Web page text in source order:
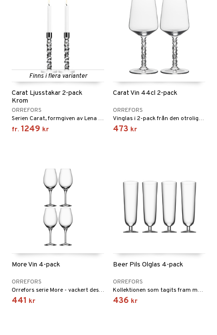
Finns i flera varianter
Carat Ljusstakar 2-pack
Krom
ORREFORS
Serien Carat, formgiven av Lena Bergström, är inspirerad av hennes fascination av ädelstenar och juveler.
fr. 1249 kr
Carat Vin 44cl 2-pack
ORREFORS
Vinglas i 2-pack från den otroligt populära och folkkära serien Orrefors Carat.
473 kr
More Vin 4-pack
ORREFORS
Orrefors serie More - vackert designade glas som tål maskindisk! Formgivna av Erika Lagerbielke 2013.
441 kr
Beer Pils Ölglas 4-pack
ORREFORS
Kollektionen som tagits fram med känsla för konsten att njuta av en öl! En serie ölglas för finsmakaren såväl som för festprissen!
436 kr